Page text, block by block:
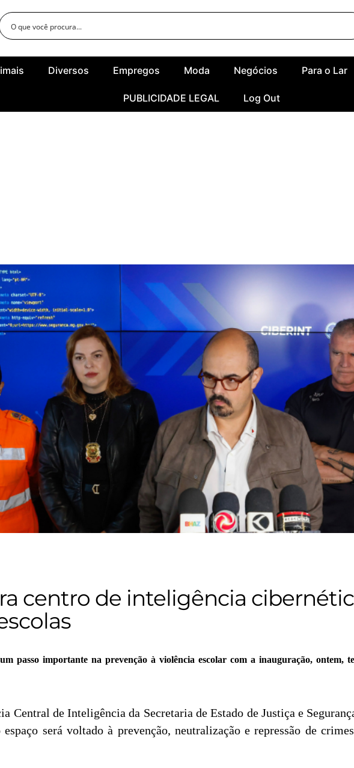
Diversos Empregos Moda Negócios Para o Lar
PUBLICIDADE LEGAL Log Out
centro de inteligência
passo importante na prevenção à violência escolar com a inauguração, ontem,
Central de Inteligência da Secretaria de Estado de Justiça e
será voltado à prevenção, neutralização e repressão de